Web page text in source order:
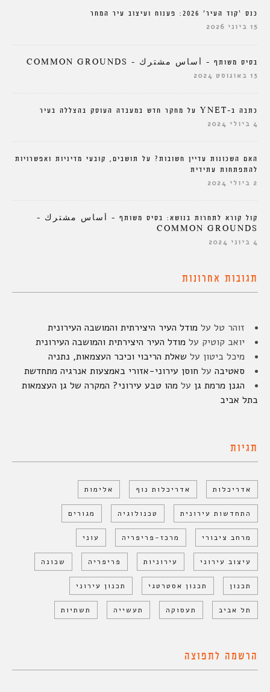
כנס ‘קוד העיר’ 2026: פענוח ועיצוב עיר המחר
15 ביוני 2026
בסיס משותף – أساس مشترك – COMMON GROUNDS
13 באוגוסט 2024
כתבה ב-YNET על מחקר חדש במעבדה העוסק בהצללה בעיר
4 ביולי 2024
האם השכונות עדיין חשובות? על תושבים, קובעי מדיניות ואפשרויות
להתפתחות עתידית
2 ביולי 2024
קול קורא לתחרות בנושא: בסיס משותף – أساس مشترك –
COMMON GROUNDS
4 ביוני 2024
תגובות אחרונות
זוהר טל על מודל העיר היצירתית והמושבה העירונית
יואב קוטיק על מודל העיר היצירתית והמושבה העירונית
מיכל ביטון על שאלת הריבוי וכיכר העצמאות, נתניה
סאטיבה על חוסן עירוני-אזורי באמצעות אנרגיה מתחדשת
הגנן מרמת גן על מהו טבע עירוני? המקרה של גן העצמאות
בתל אביב
תגיות
אדריכלות אדריכלות נוף אלימות
התחדשות עירונית טכנולוגיה מגורים
מרחב ציבורי מרכז-פריפריה עוני
עיצוב עירוני עירוניות פריפריה שכונה
תכנון תכנון אסטרטגי תכנון עירוני
תל אביב תעסוקה תעשייה תשתיות
הרשמה לתפוצה